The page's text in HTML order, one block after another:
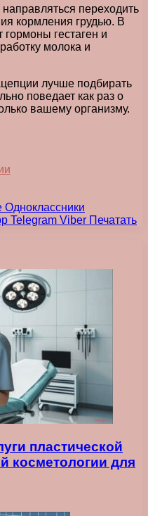
переходить
кормления грудью. В
гормоны гестаген и
молока и
лучше подбирать
поведает как раз о
вашему организму.
Одноклассники
Telegram Viber Печатать
пластической
косметологии для